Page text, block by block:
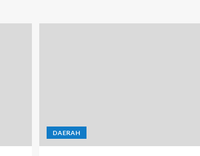
DAERAH